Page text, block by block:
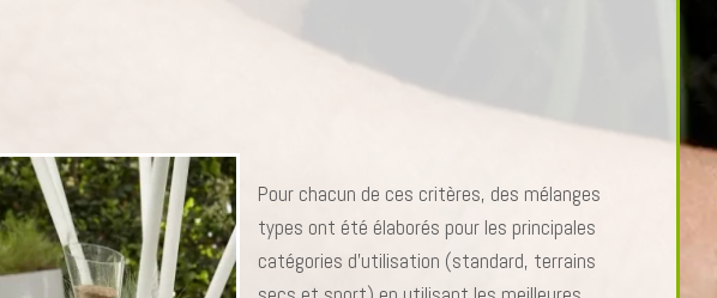
Pour chacun de ces critères, des mélanges
types ont été élaborés pour les principales
catégories d’utilisation (standard, terrains